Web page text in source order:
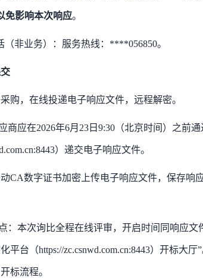
免影响本次响应。
（非业务）：服务热线：****056850。
购，在线投递电子响应文件，远程解密。
商应在2026年6月 23 日 9:30（北京时间）之前
）递交电子响应文件。
CA数字证书加密上传电子响应文件，保存响
：本次询比全程在线评审，开启时间同响应
平台（https://zc.csnwd.com.cn:8443）开标大厅
标流程。